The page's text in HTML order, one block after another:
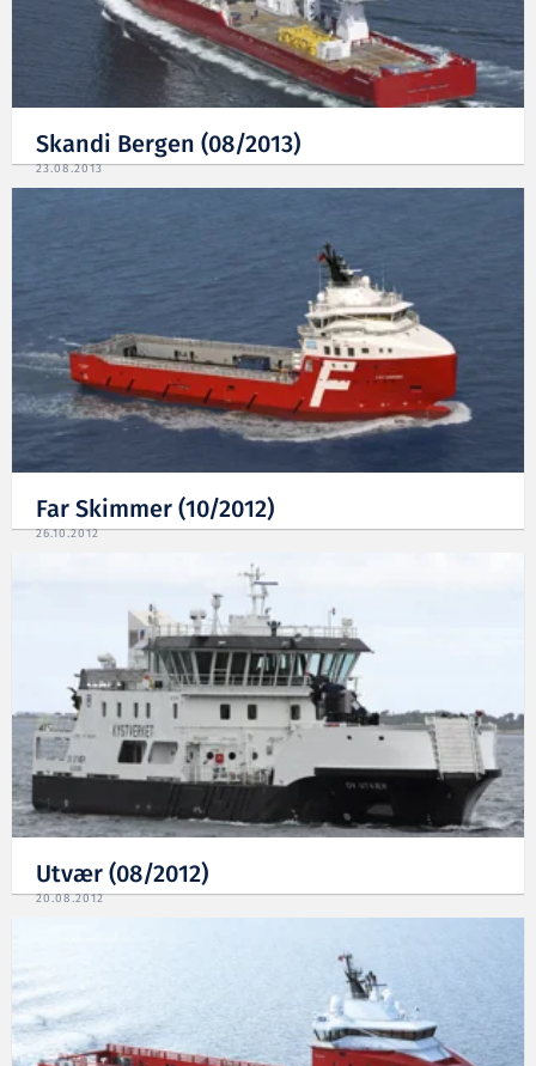
Skandi Bergen (08/2013)
23.08.2013
Far Skimmer (10/2012)
26.10.2012
Utvær (08/2012)
20.08.2012